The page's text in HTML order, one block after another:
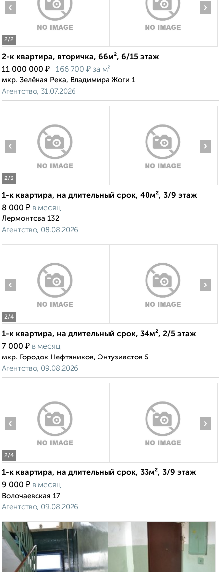
2/2
‹ ›
2-к квартира, вторичка, 66м², 6/15 этаж
11 000 000 ₽ 166 700 ₽ за м²
мкр. Зелёная Река, Владимира Жоги 1
Агентство, 31.07.2026
2/3
‹ ›
1-к квартира, на длительный срок, 40м², 3/9 этаж
8 000 ₽ в месяц
Лермонтова 132
Агентство, 08.08.2026
2/4
‹ ›
1-к квартира, на длительный срок, 34м², 2/5 этаж
7 000 ₽ в месяц
мкр. Городок Нефтяников, Энтузиастов 5
Агентство, 09.08.2026
2/4
‹ ›
1-к квартира, на длительный срок, 33м², 3/9 этаж
9 000 ₽ в месяц
Волочаевская 17
Агентство, 09.08.2026